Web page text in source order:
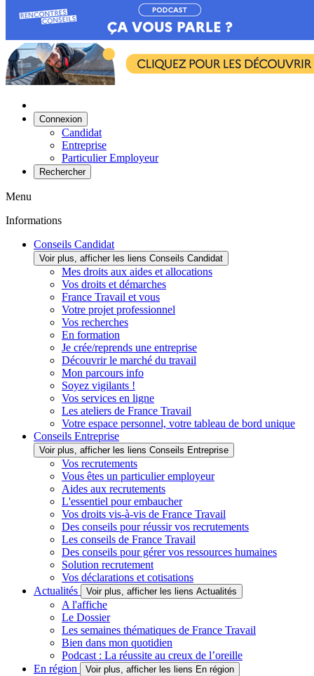
Connexion
Candidat
Entreprise
Particulier Employeur
Rechercher
Menu
Informations
Conseils Candidat
Voir plus, afficher les liens Conseils Candidat
Mes droits aux aides et allocations
Vos droits et démarches
France Travail et vous
Votre projet professionnel
Vos recherches
En formation
Je crée/reprends une entreprise
Découvrir le marché du travail
Mon parcours info
Soyez vigilants !
Vos services en ligne
Les ateliers de France Travail
Votre espace personnel, votre tableau de bord unique
Conseils Entreprise
Voir plus, afficher les liens Conseils Entreprise
Vos recrutements
Vous êtes un particulier employeur
Aides aux recrutements
L'essentiel pour embaucher
Vos droits vis-à-vis de France Travail
Des conseils pour réussir vos recrutements
Les conseils de France Travail
Des conseils pour gérer vos ressources humaines
Solution recrutement
Vos déclarations et cotisations
Actualités
Voir plus, afficher les liens Actualités
A l'affiche
Le Dossier
Les semaines thématiques de France Travail
Bien dans mon quotidien
Podcast : La réussite au creux de l’oreille
En région
Voir plus, afficher les liens En région